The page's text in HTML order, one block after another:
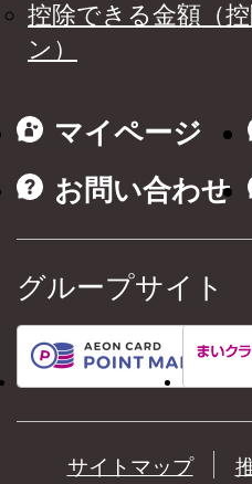
控除できる金額（
ン）
マイページ
お問い合わせ
グループサイト
サイトマップ